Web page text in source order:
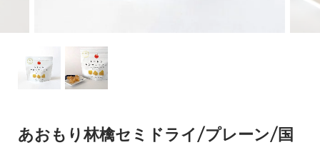
あおもり林檎セミドライ/プレーン/国